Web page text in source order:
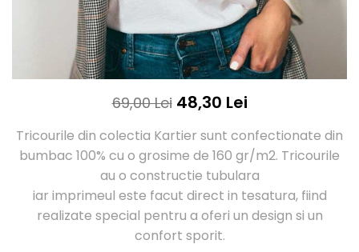
Tricouri Love
Tricouri Mom
Tricouri Moon
Tricouri Paris
Tricouri Petrecerea Burlacitelor
Tricouri Pisici
Tricouri Retro
Tricouri Toamna
Tricouri Tree
Tricouri Valentine's Day
Tricouri Samurai
Tricouri Skull
Tricouri Sport
Tricouri Tattoo
Tricouri Trupe/Artisti
Tricouri Oversize
Rap/Hip-Hop
Rock
Hanorace Barbati
69,00 Lei 48,30 Lei
Tricourile din colectia Kartier sunt confectionate din
bumbac 100% cu o grosime de 160 gr/m2. Tricourile
au o constructie tubulara
iar imprimeul este facut direct in tesatura, fiind
realizate special pentru a oferi un design si un
confort sporit.